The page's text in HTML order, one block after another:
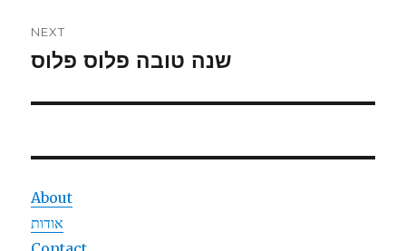
NEXT
Next
שנה טובה פלוס פלוס
About
אודות